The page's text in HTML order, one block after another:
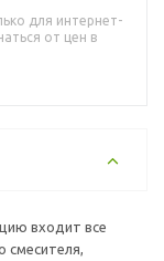
для интернет-
от цен в
входит все